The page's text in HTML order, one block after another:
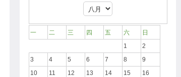
一 二 三 四 五 六
日
1
2
3
4 5 6 7 8
9
10
11 12 13 14 15
16